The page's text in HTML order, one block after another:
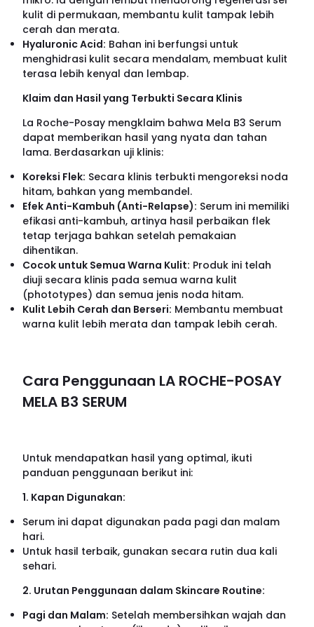
kulit di permukaan, membantu kulit tampak lebih
cerah dan merata.
Hyaluronic Acid: Bahan ini berfungsi untuk
menghidrasi kulit secara mendalam, membuat kulit
terasa lebih kenyal dan lembap.
Klaim dan Hasil yang Terbukti Secara Klinis
La Roche-Posay mengklaim bahwa Mela B3 Serum
dapat memberikan hasil yang nyata dan tahan
lama. Berdasarkan uji klinis:
Koreksi Flek: Secara klinis terbukti mengoreksi noda
hitam, bahkan yang membandel.
Efek Anti-Kambuh (Anti-Relapse): Serum ini memiliki
efikasi anti-kambuh, artinya hasil perbaikan flek
tetap terjaga bahkan setelah pemakaian
dihentikan.
Cocok untuk Semua Warna Kulit: Produk ini telah
diuji secara klinis pada semua warna kulit
(phototypes) dan semua jenis noda hitam.
Kulit Lebih Cerah dan Berseri: Membantu membuat
warna kulit lebih merata dan tampak lebih cerah.
Cara Penggunaan LA ROCHE-POSAY
MELA B3 SERUM
Untuk mendapatkan hasil yang optimal, ikuti
panduan penggunaan berikut ini:
1. Kapan Digunakan:
Serum ini dapat digunakan pada pagi dan malam
hari.
Untuk hasil terbaik, gunakan secara rutin dua kali
sehari.
2. Urutan Penggunaan dalam Skincare Routine:
Pagi dan Malam: Setelah membersihkan wajah dan